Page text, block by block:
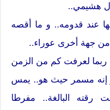
هشيمي..
عند قدومه.. و ما أقصه
من جهة أخرى عوراء..
، ربما لعرفت كم من الزمن
إنه مسمر حيث هو.. يمس
رقته البالغة.. مفرطا